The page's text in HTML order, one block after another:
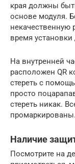
края должны
основе модуля.
некачественную
время установки
На внутренней
расположен QR
стереть с
просто
стереть никак.
промаркированы.
Наличие
Посмотрите на